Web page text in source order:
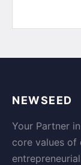
NEWSEED
Your Partner
core values of